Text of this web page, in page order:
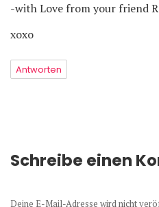
-with Love from your friend
xoxo
Antworten
Schreibe einen
Deine E-Mail-Adresse wird nicht